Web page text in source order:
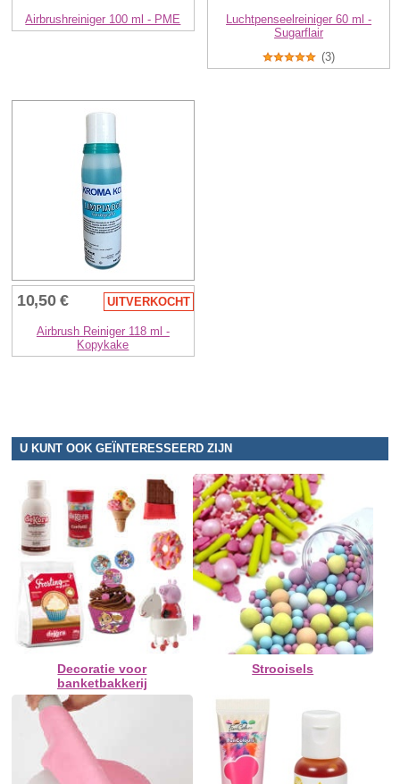
Airbrushreiniger 100 ml - PME
Luchtpenseelreiniger 60 ml -
Sugarflair
(3)
10,50 € UITVERKOCHT
Airbrush Reiniger 118 ml -
Kopykake
U KUNT OOK GEÏNTERESSEERD ZIJN
Decoratie voor
banketbakkerij
Strooisels